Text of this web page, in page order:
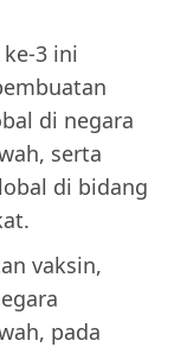
3 ini
di negara
serta
di bidang
vaksin,
pada